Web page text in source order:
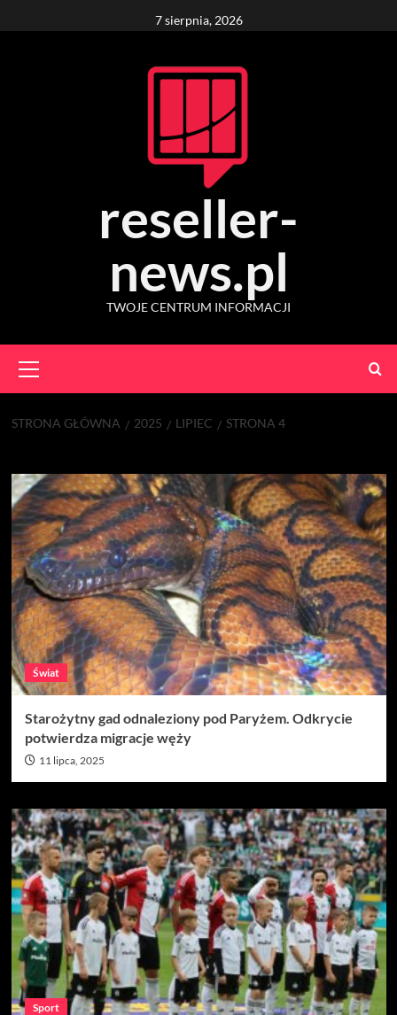
to
7 sierpnia, 2026
reseller-
news.pl
TWOJE CENTRUM INFORMACJI
Menu
STRONA GŁÓWNA 2025 LIPIEC STRONA 4
Świat
Starożytny gad odnaleziony pod Paryżem. Odkrycie
potwierdza migracje węży
11 lipca, 2025
Sport